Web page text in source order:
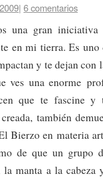
| 6 comentarios
una gran
en mi tierra. Es uno
y te dejan con
ves una enorme
que te fascine
también
Bierzo en materia
de que un grupo
manta a la cabeza